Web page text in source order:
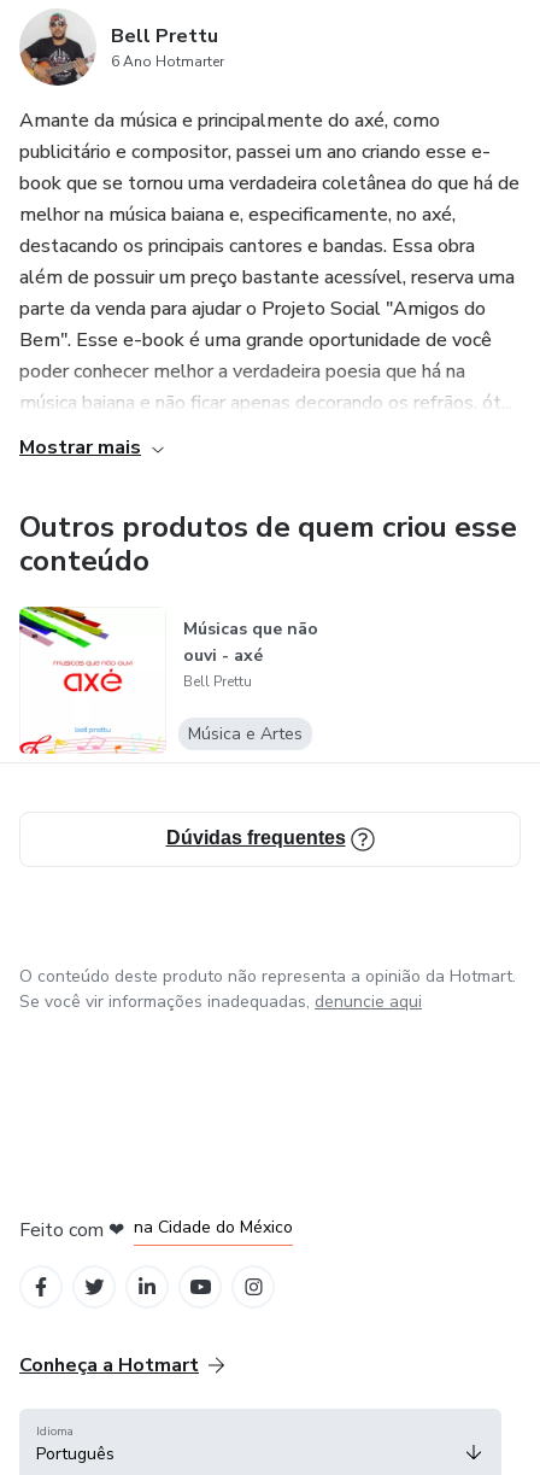
Bell Prettu
6 Ano Hotmarter
Amante da música e principalmente do axé, como
publicitário e compositor, passei um ano criando esse e-
book que se tornou uma verdadeira coletânea do que há de
melhor na música baiana e, especificamente, no axé,
destacando os principais cantores e bandas. Essa obra
além de possuir um preço bastante acessível, reserva uma
parte da venda para ajudar o Projeto Social "Amigos do
Bem". Esse e-book é uma grande oportunidade de você
poder conhecer melhor a verdadeira poesia que há na
música baiana e não ficar apenas decorando os refrãos. ót...
Mostrar mais
Outros produtos de quem criou esse
conteúdo
Músicas que não
ouvi - axé
Bell Prettu
Música e Artes
Dúvidas frequentes
O conteúdo deste produto não representa a opinião da Hotmart.
Se você vir informações inadequadas, denuncie aqui
Feito com ❤ na Cidade do México
Conheça a Hotmart
Idioma
Português